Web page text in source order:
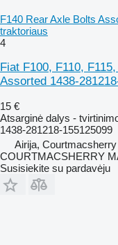
F140 Rear Axle Bolts
traktoriaus
4
Fiat F100, F110,
Assorted 1438-
15 €
Atsarginė dalys -
1438-281218-155125099
Airija, Courtmacsherry
COURTMACSHERRY
Susisiekite su pardavėju